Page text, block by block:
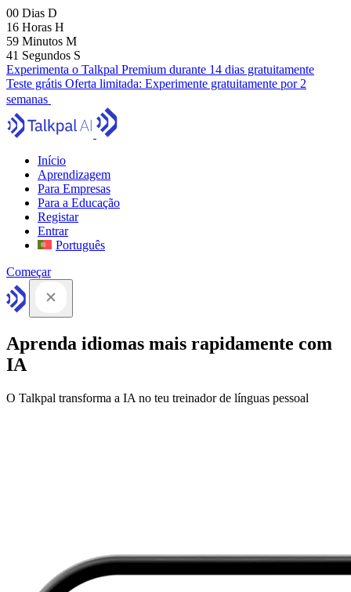
00 Dias D
16 Horas H
59 Minutos M
40 Segundos S
Experimenta o Talkpal Premium durante 14 dias gratuitamente
Teste grátis Oferta limitada: Experimente gratuitamente por 2
semanas
Início
Aprendizagem
Para Empresas
Para a Educação
Registar
Entrar
Português
Começar
Aprenda idiomas mais rapidamente com
IA
O Talkpal transforma a IA no teu treinador de línguas pessoal